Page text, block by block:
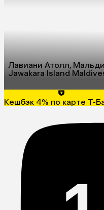
Лавиани Атолл,
Jawakara Island
Кешбэк 4% по карте Т-